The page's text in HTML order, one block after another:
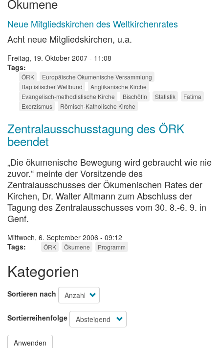
Ökumene
Neue Mitgliedskirchen des Weltkirchenrates
Acht neue Mitgliedskirchen, u.a.
Freitag, 19. Oktober 2007 - 11:08
Tags
ÖRK
Europäische Ökumenische Versammlung
Baptistischer Weltbund
Anglikanische Kirche
Evangelisch-methodistische Kirche
Bischöfin Statistik
Fatima
Exorzismus
Römisch-Katholische Kirche
Zentralausschusstagung des ÖRK
beendet
„Die ökumenische Bewegung wird gebraucht wie nie
zuvor.“ meinte der Vorsitzende des
Zentralausschusses der Ökumenischen Rates der
Kirchen, Dr. Walter Altmann zum Abschluss der
Tagung des Zentralausschusses vom 30. 8.-6. 9. in
Genf.
Mittwoch, 6. September 2006 - 09:12
Tags
ÖRK Ökumene Programm
Kategorien
Sortieren nach
Sortierreihenfolge
Anwenden